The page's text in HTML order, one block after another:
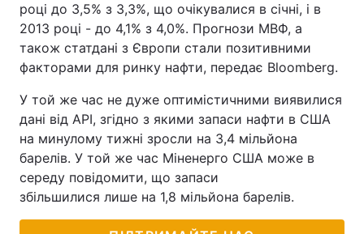
році до 3,5% з 3,3%, що очікувалися в січні, і в
2013 році - до 4,1% з 4,0%. Прогнози МВФ, а
також статдані з Європи стали позитивними
факторами для ринку нафти, передає Bloomberg.
У той же час не дуже оптимістичними виявилися
дані від API, згідно з якими запаси нафти в США
на минулому тижні зросли на 3,4 мільйона
барелів. У той же час Міненерго США може в
середу повідомити, що запаси
збільшилися лише на 1,8 мільйона барелів.